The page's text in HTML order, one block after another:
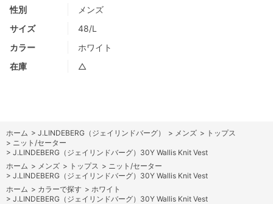
性別
メンズ
サイズ
48/L
カラー
ホワイト
在庫
△
ホーム > J.LINDEBERG（ジェイリンドバーグ） > メンズ > トップス
> ニット/セーター
> J.LINDEBERG（ジェイリンドバーグ）30Y Wallis Knit Vest
ホーム > メンズ > トップス > ニット/セーター
> J.LINDEBERG（ジェイリンドバーグ）30Y Wallis Knit Vest
ホーム > カラーで探す > ホワイト
> J.LINDEBERG（ジェイリンドバーグ）30Y Wallis Knit Vest